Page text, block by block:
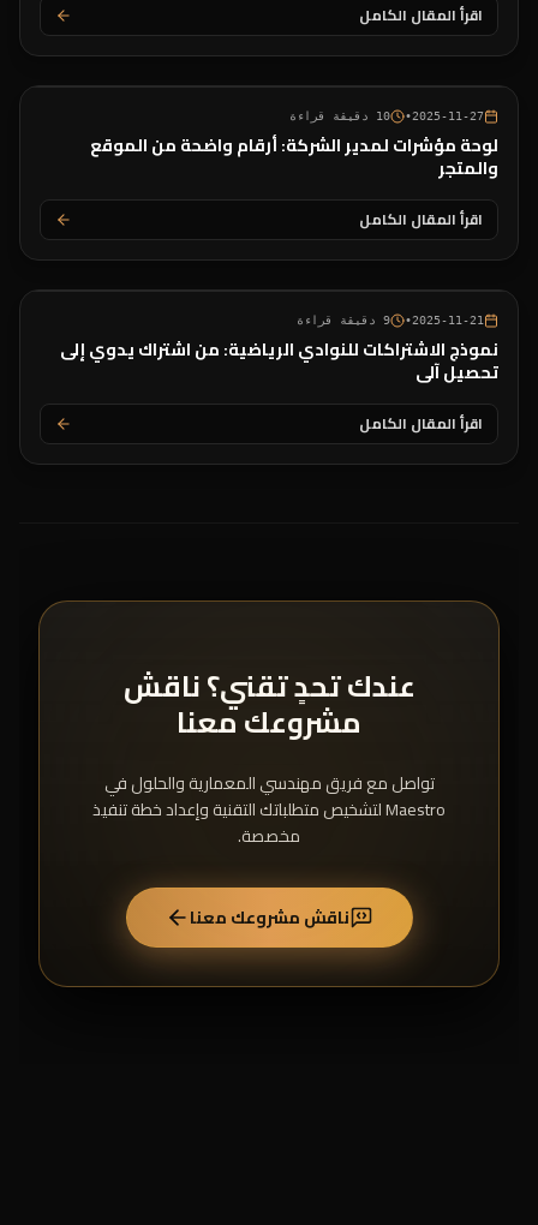
اقرأ المقال الكامل
2025-11-27
•
10 دقيقة قراءة
لوحة مؤشرات لمدير الشركة: أرقام واضحة من الموقع
والمتجر
اقرأ المقال الكامل
2025-11-21
•
9 دقيقة قراءة
نموذج الاشتراكات للنوادي الرياضية: من اشتراك يدوي إلى
تحصيل آلي
اقرأ المقال الكامل
عندك تحدٍ تقني؟ ناقش
مشروعك معنا
تواصل مع فريق مهندسي المعمارية والحلول في
Maestro لتشخيص متطلباتك التقنية وإعداد خطة تنفيذ
مخصصة.
ناقش مشروعك معنا